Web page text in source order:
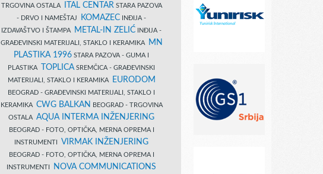
TRGOVINA OSTALA
ITAL CENTAR STARA PAZOVA
- DRVO I NAMEŠTAJ
KOMAZEC INĐIJA -
IZDAVAŠTVO I ŠTAMPA
METAL-IN ZELIĆ INĐIJA -
GRAĐEVINSKI MATERIJALI, STAKLO I KERAMIKA
MN
PLASTIKA 1996 STARA PAZOVA - GUMA I
PLASTIKA
TOPLICA SREMČICA - GRAĐEVINSKI
MATERIJALI, STAKLO I KERAMIKA
EURODOM
BEOGRAD - GRAĐEVINSKI MATERIJALI, STAKLO I
KERAMIKA CWG BALKAN
BEOGRAD - TRGOVINA
OSTALA AQUA INTERMA INŽENJERING
BEOGRAD - FOTO, OPTIČKA, MERNA OPREMA I
INSTRUMENTI VIRMAK INŽENJERING
BEOGRAD - FOTO, OPTIČKA, MERNA OPREMA I
INSTRUMENTI
NOVA COMMUNICATIONS